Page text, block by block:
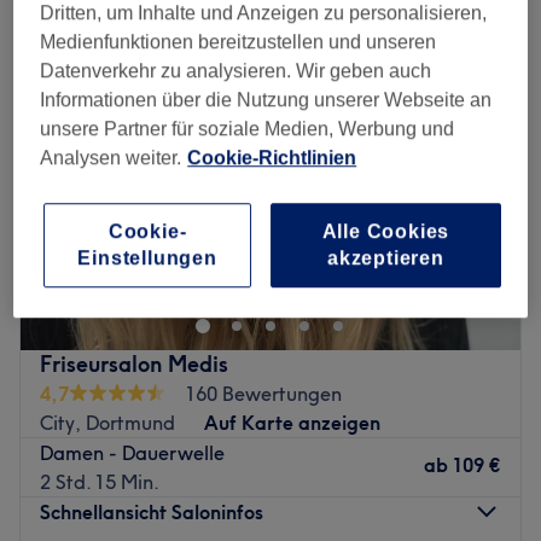
Friseursalon Medis
4,7
160 Bewertungen
City, Dortmund
Auf Karte anzeigen
Damen - Dauerwelle
2 Std. 15 Min.
ab 109 €
Schnellansicht Saloninfos
Dritten, um Inhalte und Anzeigen zu personalisieren,
Medienfunktionen bereitzustellen und unseren
Datenverkehr zu analysieren. Wir geben auch
Informationen über die Nutzung unserer Webseite an
unsere Partner für soziale Medien, Werbung und
Analysen weiter. Cookie-Richtlinien
Cookie-
Einstellungen
Alle Cookies
akzeptieren